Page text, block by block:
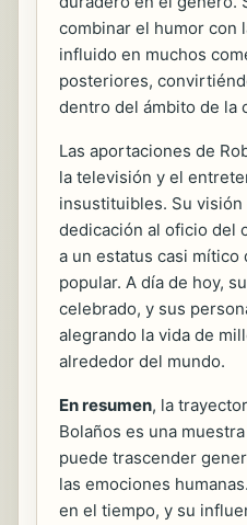
combinar el humor con
influido en muchos
posteriores,
dentro del ámbito de la
Las aportaciones de
la televisión y el
insustituibles. Su visión
dedicación al oficio del
a un estatus casi
popular. A día de hoy,
celebrado, y sus
alegrando la vida de
alrededor del mundo.
En resumen, la
Bolaños es una
puede trascender
las emociones
en el tiempo, y su